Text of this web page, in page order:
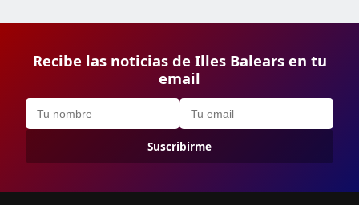
Recibe las noticias de Illes Balears en tu
email
Suscribirme